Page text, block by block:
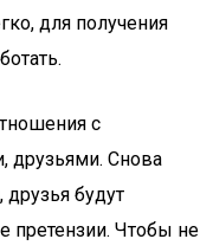
для получения
с
друзьями. Снова
будут
претензии. Чтобы не